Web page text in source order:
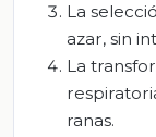
La
azar, sin
La
ranas.